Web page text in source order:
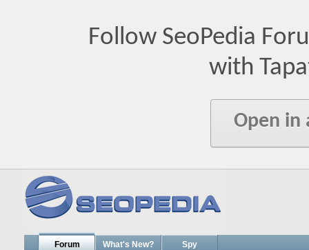
Follow SeoPedia
with
Open in
Forum What's New? Spy